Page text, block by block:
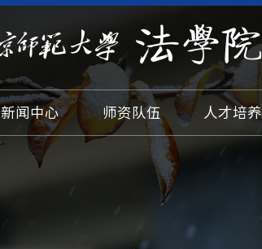
新闻中心 师资队伍 人才培养